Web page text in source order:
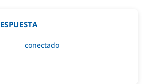
conectado